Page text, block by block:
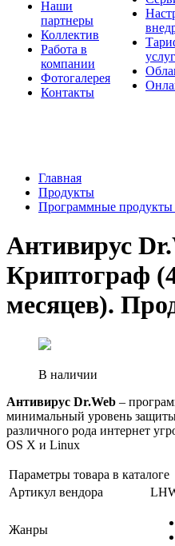
Наши
партнеры
Коллектив
Работа в
компании
Фотогалерея
Контакты
Главная
Продукты
Программные продукты
Антивирус
Криптограф
месяцев).
В наличии
Антивирус Dr.Web –
минимальный уровень
различного рода интернет
OS X и Linux
Параметры товара в каталоге
Артикул вендора
Жанры